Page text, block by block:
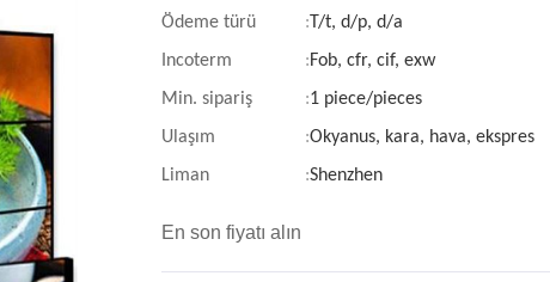
Ödeme türü : T/t, d/p, d/a
Incoterm
:Fob, cfr, cif, exw
Min. sipariş
:1 piece/pieces
Ulaşım
:Okyanus, kara, hava, ekspres
Liman
:Shenzhen
En son fiyatı alın